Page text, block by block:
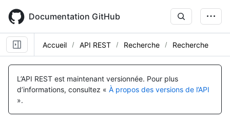
main
content
Documentation GitHub
Accueil API REST Recherche Recherche
L’API REST est maintenant versionnée. Pour plus
d’informations, consultez « À propos des versions de l’API
».
Nom, Type,
Description
Nom, Type,
Description
Nom, Type,
Description
Nom, Type,
Description
Nom, Type,
Description
Nom, Type,
Description
Nom, Type,
Description
Nom, Type,
Description
Nom, Type,
Description
Nom, Type,
Description
Nom, Type,
Description
Nom, Type,
Description
Nom, Type,
Description
Nom, Type,
Description